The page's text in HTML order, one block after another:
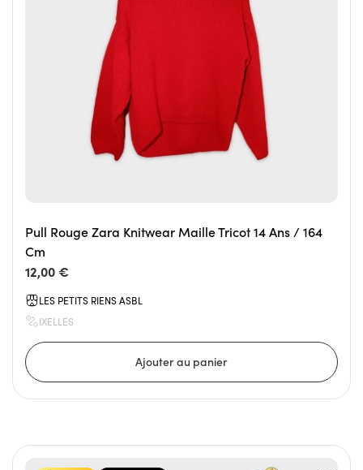
Pull Rouge Zara Knitwear Maille Tricot 14 Ans / 164
Cm
12,00 €
LES PETITS RIENS ASBL
IXELLES